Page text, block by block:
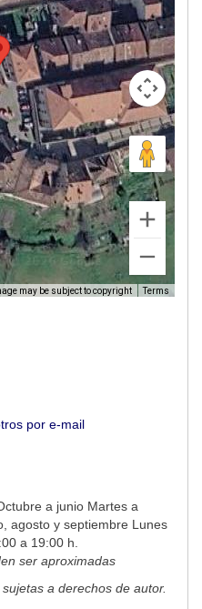
may be subject to copyright Terms
por e-mail
a junio Martes a
agosto y septiembre Lunes
a 19:00 h.
ser aproximadas
a derechos de autor.